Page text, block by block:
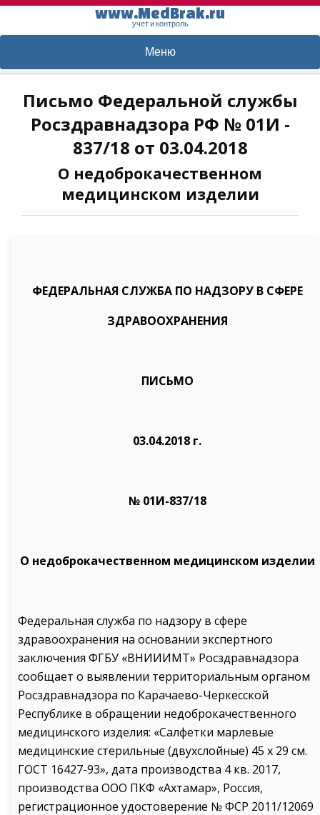
www.MedBrak.ru
учет и контроль
Меню
Письмо Федеральной службы
Росздравнадзора РФ № 01И -
837/18 от 03.04.2018
О недоброкачественном
медицинском изделии
ФЕДЕРАЛЬНАЯ СЛУЖБА ПО НАДЗОРУ В СФЕРЕ
ЗДРАВООХРАНЕНИЯ
ПИСЬМО
03.04.2018 г.
№ 01И-837/18
О недоброкачественном медицинском изделии
Федеральная служба по надзору в сфере
здравоохранения на основании экспертного
заключения ФГБУ «ВНИИИМТ» Росздравнадзора
сообщает о выявлении территориальным органом
Росздравнадзора по Карачаево-Черкесской
Республике в обращении недоброкачественного
медицинского изделия: «Салфетки марлевые
медицинские стерильные (двухслойные) 45 х 29 см.
ГОСТ 16427-93», дата производства 4 кв. 2017,
производства ООО ПКФ «Ахтамар», Россия,
регистрационное удостоверение № ФСР 2011/12069